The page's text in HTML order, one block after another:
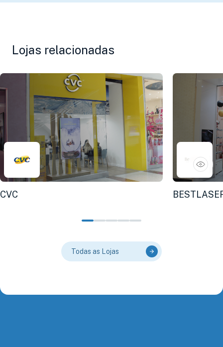
Lojas relacionadas
CVC
Todas as Lojas